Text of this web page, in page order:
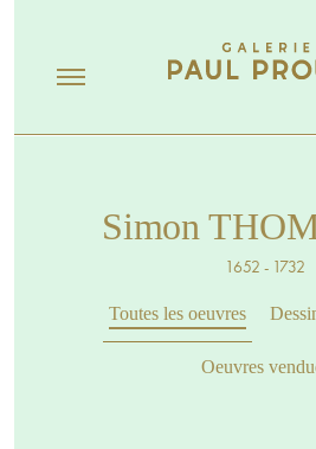
Simon
1652 - 1732
Toutes les oeuvres
Oeuvres